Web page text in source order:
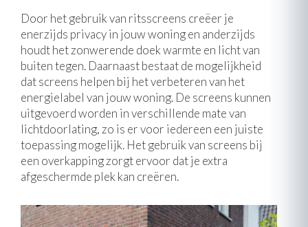
Door het gebruik van ritsscreens creëer je
enerzijds privacy in jouw woning en anderzijds
houdt het zonwerende doek warmte en licht van
buiten tegen. Daarnaast bestaat de mogelijkheid
dat screens helpen bij het verbeteren van het
energielabel van jouw woning. De screens kunnen
uitgevoerd worden in verschillende mate van
lichtdoorlating, zo is er voor iedereen een juiste
toepassing mogelijk. Het gebruik van screens bij
een overkapping zorgt ervoor dat je extra
afgeschermde plek kan creëren.